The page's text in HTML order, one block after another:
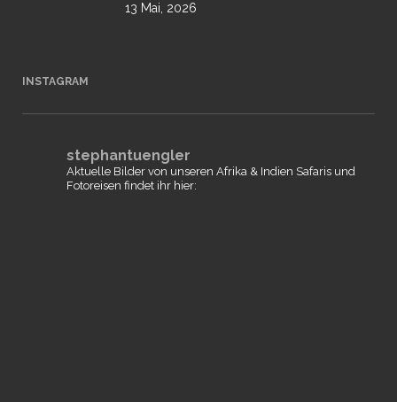
13 Mai, 2026
INSTAGRAM
stephantuengler
Aktuelle Bilder von unseren Afrika & Indien Safaris und
Fotoreisen findet ihr hier: